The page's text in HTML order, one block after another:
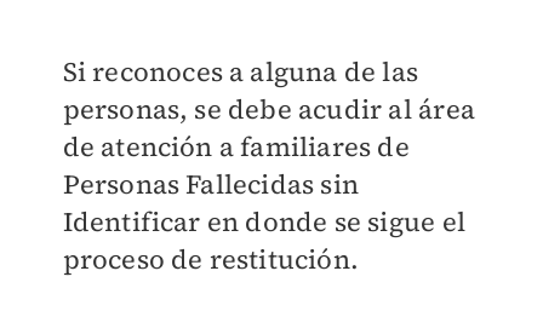
Si reconoces a alguna de las
personas, se debe acudir al área
de atención a familiares de
Personas Fallecidas sin
Identificar en donde se sigue el
proceso de restitución.